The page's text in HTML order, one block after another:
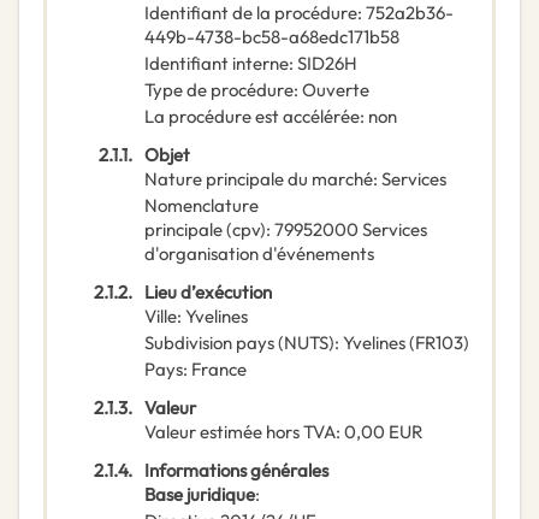
Identifiant de la procédure: 752a2b36-
449b-4738-bc58-a68edc171b58
Identifiant interne: SID26H
Type de procédure: Ouverte
La procédure est accélérée: non
2.1.1. Objet
Nature principale du marché: Services
Nomenclature
principale(cpv): 79952000 Services
d'organisation d'événements
2.1.2. Lieu d’exécution
Ville: Yvelines
Subdivision pays (NUTS): Yvelines(FR103)
Pays: France
2.1.3. Valeur
Valeur estimée hors TVA: 0,00 EUR
2.1.4. Informations générales
Base juridique: